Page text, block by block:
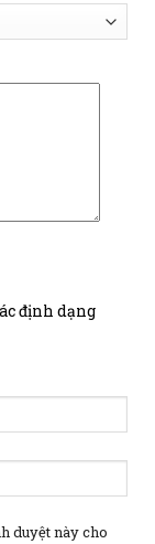
định dạng
duyệt này cho